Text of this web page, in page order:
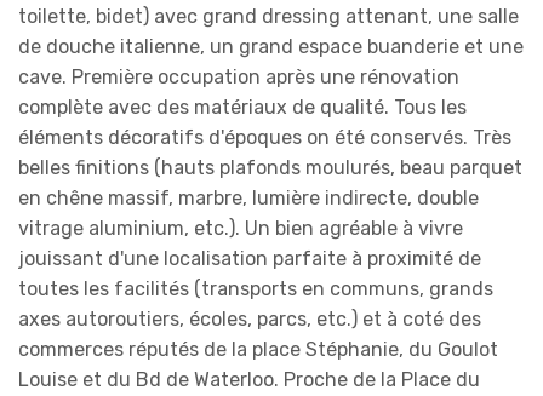
toilette, bidet) avec grand dressing attenant, une salle
de douche italienne, un grand espace buanderie et une
cave. Première occupation après une rénovation
complète avec des matériaux de qualité. Tous les
éléments décoratifs d'époques on été conservés. Très
belles finitions (hauts plafonds moulurés, beau parquet
en chêne massif, marbre, lumière indirecte, double
vitrage aluminium, etc.). Un bien agréable à vivre
jouissant d'une localisation parfaite à proximité de
toutes les facilités (transports en communs, grands
axes autoroutiers, écoles, parcs, etc.) et à coté des
commerces réputés de la place Stéphanie, du Goulot
Louise et du Bd de Waterloo. Proche de la Place du